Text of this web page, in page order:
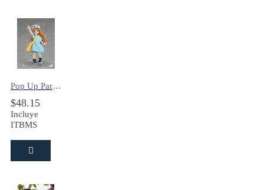
Pop Up Parade Platelet
$48.15
Incluye
ITBMS